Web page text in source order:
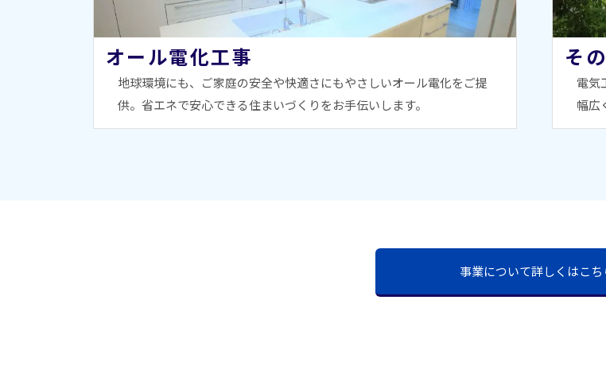
オール電化工事
地球環境にも、ご家庭の安全や快適さにもやさしいオール電化をご提
供。省エネで安心できる住まいづくりをお手伝いします。
そ
電気
幅広
事業について詳しくはこち